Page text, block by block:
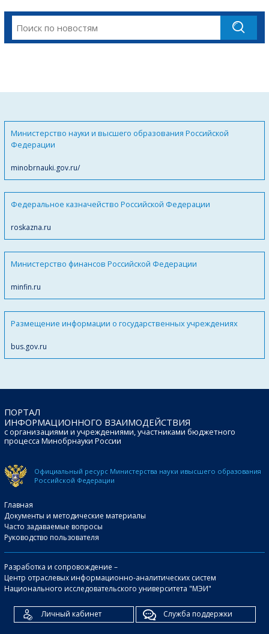
Министерство науки и высшего образования Российской
Федерации
minobrnauki.gov.ru/
Федеральное казначейство Российской Федерации
roskazna.ru
Министерство финансов Российской Федерации
minfin.ru
Размещение информации о государственных учреждениях
bus.gov.ru
ПОРТАЛ
ИНФОРМАЦИОННОГО ВЗАИМОДЕЙСТВИЯ
с организациями и учреждениями, участниками бюджетного
процесса Минобрнауки России
Официальный ресурс Министерства науки ивысшего образования
Российской Федерации
Главная
Документы и методические материалы
Часто задаваемые вопросы
Руководство пользователя
Разработка и сопровождение –
Центр отраслевых информационно-аналитических систем
Национального исследовательского университета "МЭИ"
Личный кабинет Служба поддержки